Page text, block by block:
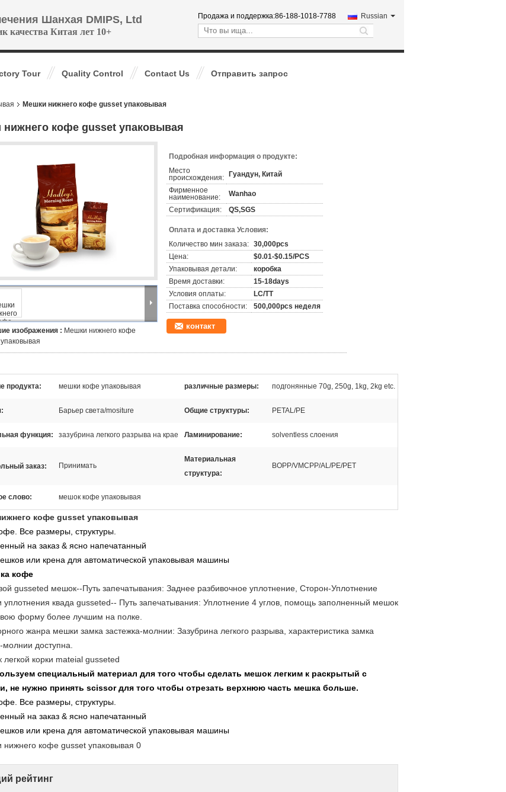
Шанхая DMIPS, Ltd
качества Китая лет 10+
Продажа и поддержка:86-188-1018-7788 Russian
search
Tour Quality Control Contact Us Отправить запрос
Мешки нижнего кофе gusset упаковывая
кофе gusset упаковывая
изображения : Мешки нижнего кофе
Подробная информация о продукте:
Место
происхождения:
Гуандун, Китай
Фирменное
наименование:
Wanhao
Сертификация:
QS,SGS
Оплата и доставка Условия:
Количество мин заказа: 30,000pcs
Цена:
$0.01-$0.15/PCS
Упаковывая детали:
коробка
Время доставки:
15-18days
Условия оплаты:
LC/TT
Поставка способности:
500,000pcs неделя
контакт
продукта: мешки кофе упаковывая различные размеры: подгонянные 70g, 250g, 1kg, 2kg etc.
Барьер света/mositure Общие структуры: PETAL/PE
функция: зазубрина легкого разрыва на крае Ламинирование: solventless слоения
заказ: Принимать
Материальная
структура:
BOPP/VMCPP/AL/PE/PET
слово: мешок кофе упаковывая
кофе gusset упаковывая
Все размеры, структуры.
на заказ & ясно напечатанный
или крена для автоматической упаковывая машины
кофе
gusseted мешок--Путь запечатывания: Заднее разбивочное уплотнение, Сторон-Уплотнение
квада gusseted-- Путь запечатывания: Уплотнение 4 углов, помощь заполненный мешок
форму более лучшим на полке.
жанра мешки замка застежка-молнии: Зазубрина легкого разрыва, характеристика замка
молнии доступна.
корки mateial gusseted
специальный материал для того чтобы сделать мешок легким к раскрытый с
не нужно принять scissor для того чтобы отрезать верхнюю часть мешка больше.
Все размеры, структуры.
на заказ & ясно напечатанный
или крена для автоматической упаковывая машины
рейтинг